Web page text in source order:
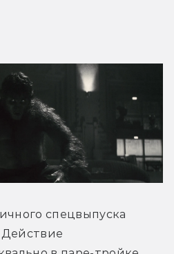
спецвыпуска